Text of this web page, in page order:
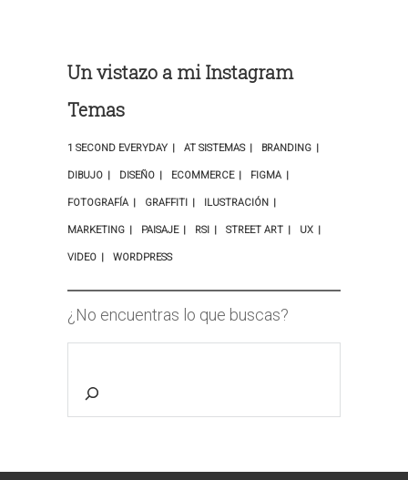
Un vistazo a mi Instagram
Temas
1 SECOND EVERYDAY AT SISTEMAS BRANDING
DIBUJO DISEÑO ECOMMERCE FIGMA
FOTOGRAFÍA GRAFFITI ILUSTRACIÓN
MARKETING PAISAJE RSI STREET ART UX
VIDEO WORDPRESS
¿No encuentras lo que buscas?